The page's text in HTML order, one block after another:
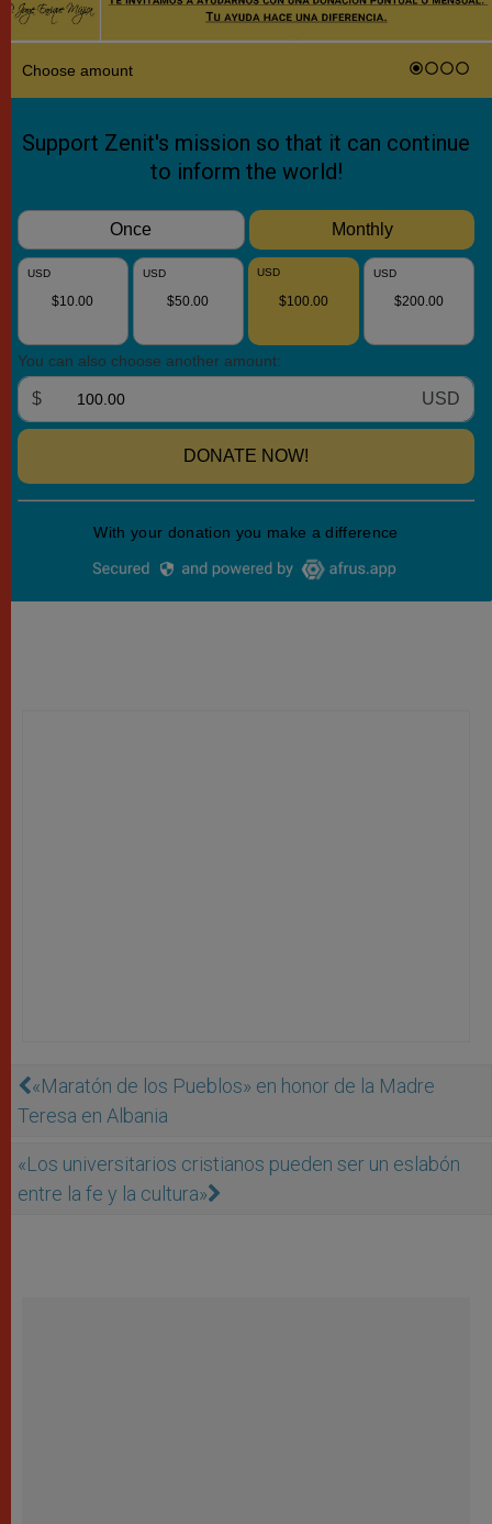
«Maratón de los Pueblos» en honor de la Madre
Teresa en Albania
«Los universitarios cristianos pueden ser un eslabón
entre la fe y la cultura»